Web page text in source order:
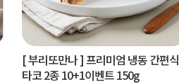
[ 부리또만나 ]프리미엄 냉동 간편식
타코 2종 10+1이벤트 150g